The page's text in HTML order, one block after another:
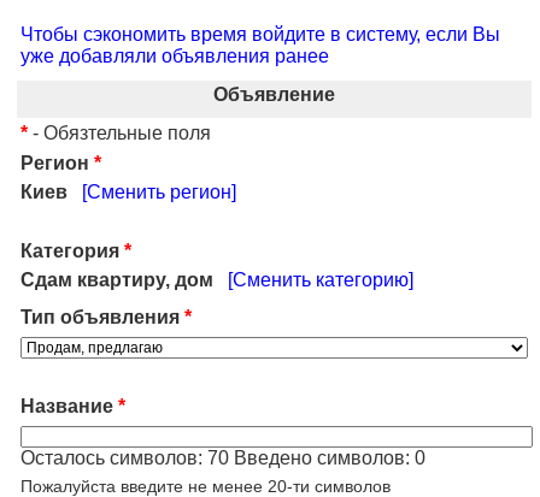
Чтобы сэкономить время войдите в систему, если Вы
уже добавляли объявления ранее
Объявление
* - Обязтельные поля
Регион *
Киев
[Сменить регион]
Категория *
Сдам квартиру, дом
[Сменить категорию]
Тип объявления *
Название *
Осталось символов: 70 Введено символов: 0
Пожалуйста введите не менее 20-ти символов